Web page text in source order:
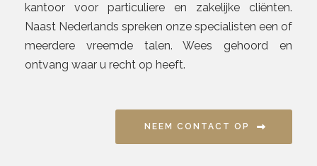
kantoor voor particuliere en zakelijke cliënten.
Naast Nederlands spreken onze specialisten een of
meerdere vreemde talen. Wees gehoord en
ontvang waar u recht op heeft.
NEEM CONTACT OP